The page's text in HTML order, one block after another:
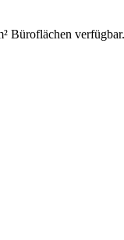
Büroflächen